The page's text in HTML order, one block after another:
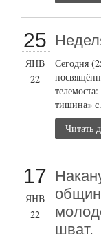
25
ЯНВ
22
Сегодня
тишина»
Читать
17
ЯНВ
22
шват.